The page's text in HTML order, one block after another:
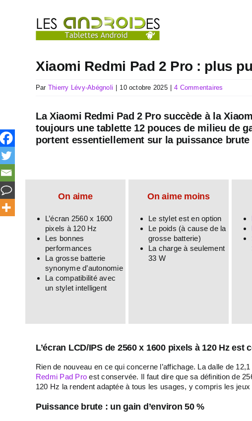
Xiaomi Redmi Pad 2 Pro : plus
Par Thierry Lévy-Abégnoli 10 octobre 2025 4 Commentaires
La Xiaomi Redmi Pad 2 Pro succède à la
toujours une tablette 12 pouces de milieu de
portent essentiellement sur la puissance brute
On aime
L’écran 2560 x 1600
pixels à 120 Hz
Les bonnes
performances
La grosse batterie
synonyme d’autonomie
La compatibilité avec
un stylet intelligent
On aime moins
Le stylet est en option
Le poids (à cause de la
grosse batterie)
La charge à seulement
33 W
L’écran LCD/IPS de 2560 x 1600 pixels à 120 Hz est
Rien de nouveau en ce qui concerne l’affichage. La dalle de
Redmi Pad Pro est conservée. Il faut dire que sa définition de
120 Hz la rendent adaptée à tous les usages, y compris les
Puissance brute : un gain d’environ 50 %